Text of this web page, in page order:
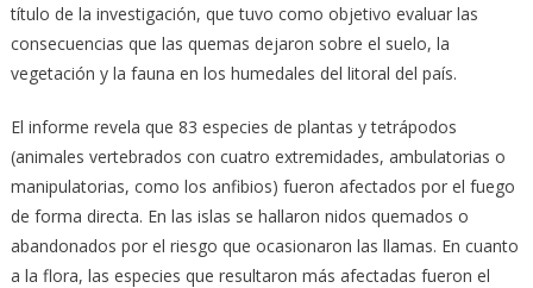
título de la investigación, que tuvo como objetivo evaluar las
consecuencias que las quemas dejaron sobre el suelo, la
vegetación y la fauna en los humedales del litoral del país.
El informe revela que 83 especies de plantas y tetrápodos
(animales vertebrados con cuatro extremidades, ambulatorias o
manipulatorias, como los anfibios) fueron afectados por el fuego
de forma directa. En las islas se hallaron nidos quemados o
abandonados por el riesgo que ocasionaron las llamas. En cuanto
a la flora, las especies que resultaron más afectadas fueron el